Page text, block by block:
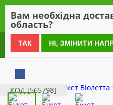
0 800 21 54 55
КОД [565798]
Вам необхідна
область?
ТАК НІ, ЗМІНИТИ